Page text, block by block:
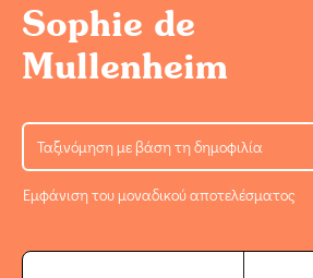
Sophie de
Mullenheim
Εμφάνιση του μοναδικού αποτελέσματος